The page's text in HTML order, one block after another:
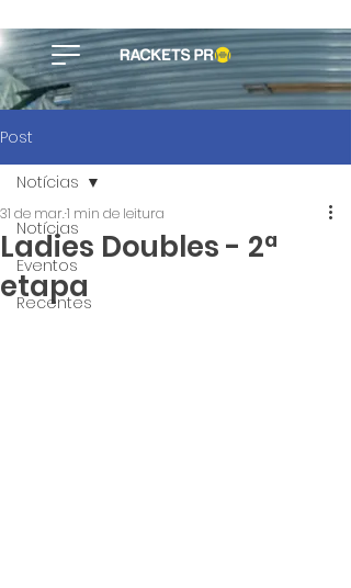
Post
Notícias
Eventos
Recentes
Notícias
Ladies Doubles - 2ª
etapa
31 de mar.1 min de leitura